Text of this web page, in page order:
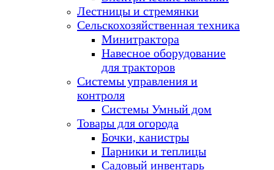
Лестницы и стремянки
Сельскохозяйственная техника
Минитрактора
Навесное оборудование
для тракторов
Системы управления и
контроля
Системы Умный дом
Товары для огорода
Бочки, канистры
Парники и теплицы
Садовый инвентарь